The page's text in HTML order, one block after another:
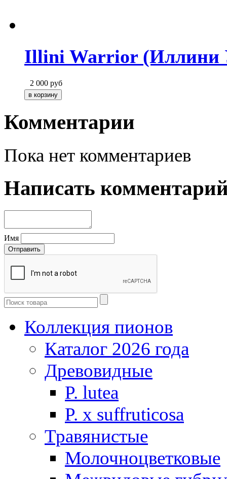
Illini Warrior (Иллини
2 000 руб
Комментарии
Пока нет комментариев
Написать
Имя
Коллекция пионов
Каталог 2026 года
Древовидные
P. lutea
P. х suffruticosa
Травянистые
Молочноцветковые